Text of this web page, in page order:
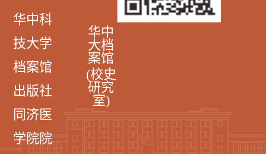
华中科
技大学
档案馆
出版社
同济医
学院院
华中
大档
案馆
(校史
研究
室)